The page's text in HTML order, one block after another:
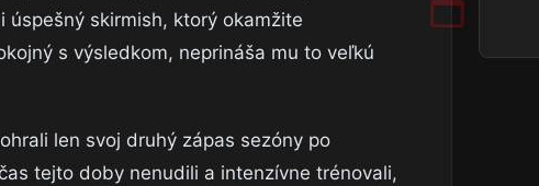
úspešný skirmish, ktorý okamžite
s výsledkom, neprináša mu to veľkú
len svoj druhý zápas sezóny po
tejto doby nenudili a intenzívne trénovali,